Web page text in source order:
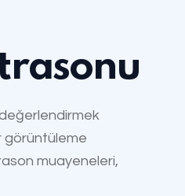
görüntüleme
muayeneleri,